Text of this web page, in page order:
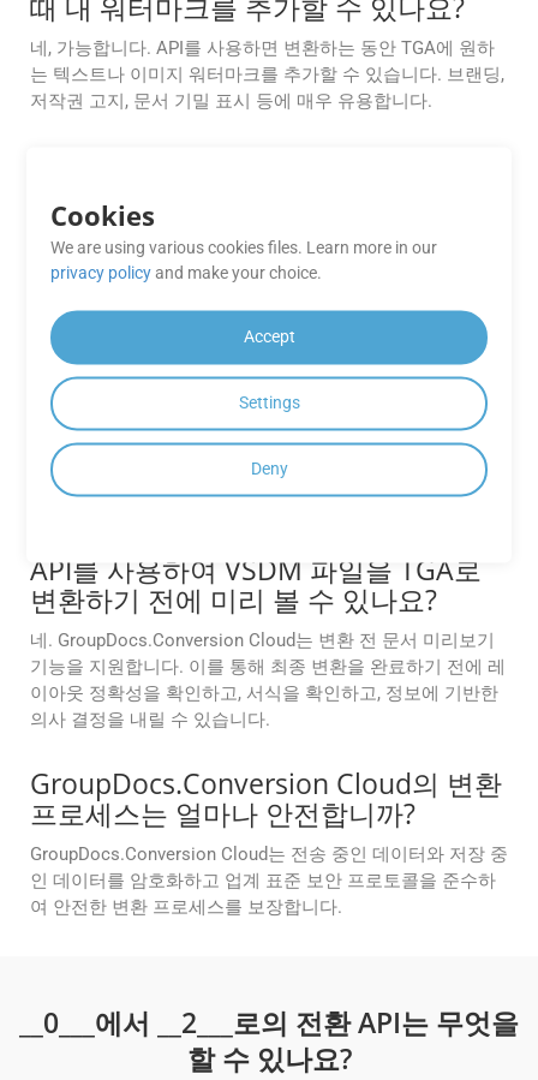
네, 가능합니다. API를 사용하면 변환하는 동안 TGA에 원하
는 텍스트나 이미지 워터마크를 추가할 수 있습니다. 브랜딩,
저작권 고지, 문서 기밀 표시 등에 매우 유용합니다.
자와의 통합을 지원합니까?
물론입니다. GroupDocs.Conversion Cloud는 인기 있는 클라
드 없이 직접 파일을 검색하고 출력을 저장할 수 있습니다.
복잡한 레이아웃(예: 표, 내장된 글꼴)에
대한 변환은 얼마나 정확합니까?
저희 엔진은 특히 표와 벡터 그래픽의 경우 99%의 정확도로
원래 서식을 유지하지만, 예외적인 경우 대체 규칙이 사용자
API를 사용하여 VSDM 파일을 TGA로
변환하기 전에 미리 볼 수 있나요?
네. GroupDocs.Conversion Cloud는 변환 전 문서 미리보기
기능을 지원합니다. 이를 통해 최종 변환을 완료하기 전에 레
이아웃 정확성을 확인하고, 서식을 확인하고, 정보에 기반한
의사 결정을 내릴 수 있습니다.
GroupDocs.Conversion Cloud의 변환
프로세스는 얼마나 안전합니까?
GroupDocs.Conversion Cloud는 전송 중인 데이터와 저장 중
인 데이터를 암호화하고 업계 표준 보안 프로토콜을 준수하
여 안전한 변환 프로세스를 보장합니다.
__0___에서 __2___로의 전환 API는 무엇을
할 수 있나요?
Cookies
We are using various cookies files. Learn more in our
privacy policyand make your choice.
Accept
Settings
Deny